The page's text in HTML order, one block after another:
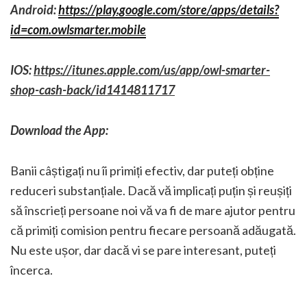
Android:https://play.google.com/store/apps/details?
id=com.owlsmarter.mobile
IOS:https://itunes.apple.com/us/app/owl-smarter-
shop-cash-back/id1414811717
Download the App:
Banii câștigați nu îi primiți efectiv, dar puteți obține
reduceri substanțiale. Dacă vă implicați puțin și reușiți
să înscrieți persoane noi vă va fi de mare ajutor pentru
că primiți comision pentru fiecare persoană adăugată.
Nu este ușor, dar dacă vi se pare interesant, puteți
încerca.